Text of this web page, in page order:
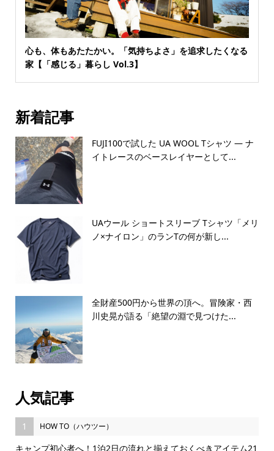
心も、体もあたたかい。「気持ちよさ」を追求したくなる
家【「感じる」暮らし Vol.3】
新着記事
FUJI100で試した UA WOOL Tシャツ — ナ
イトレースのベースレイヤーとして...
UAウール ショートスリーブ Tシャツ「メリ
ノ×ナイロン」のランTの何が新し...
全財産500円から世界の頂へ。冒険家・西
川史晃が語る「絶望の淵で見つけた...
人気記事
1 HOW TO（ハウツー）
キャンプ初心者へ！1泊2日の流れと揃えておくべきアイテム21